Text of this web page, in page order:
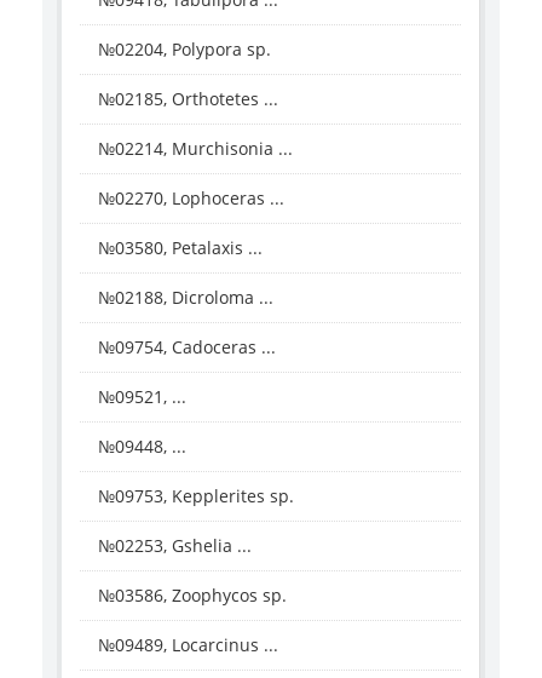
№02204, Polypora sp.
№02185, Orthotetes ...
№02214, Murchisonia ...
№02270, Lophoceras ...
№03580, Petalaxis ...
№02188, Dicroloma ...
№09754, Cadoceras ...
№09521, ...
№09448, ...
№09753, Kepplerites sp.
№02253, Gshelia ...
№03586, Zoophycos sp.
№09489, Locarcinus ...